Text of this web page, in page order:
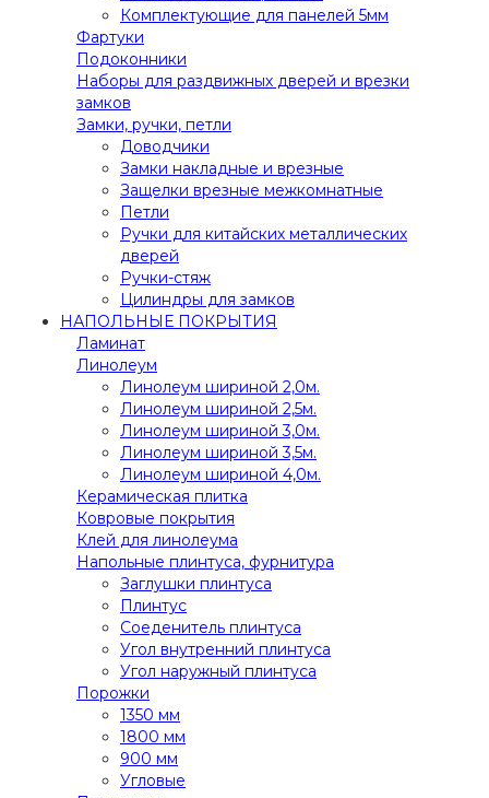
Комплектующие для панелей 5мм
Фартуки
Подоконники
Наборы для раздвижных дверей и врезки
замков
Замки, ручки, петли
Доводчики
Замки накладные и врезные
Защелки врезные межкомнатные
Петли
Ручки для китайских металлических
дверей
Ручки-стяж
Цилиндры для замков
НАПОЛЬНЫЕ ПОКРЫТИЯ
Ламинат
Линолеум
Линолеум шириной 2,0м.
Линолеум шириной 2,5м.
Линолеум шириной 3,0м.
Линолеум шириной 3,5м.
Линолеум шириной 4,0м.
Керамическая плитка
Ковровые покрытия
Клей для линолеума
Напольные плинтуса, фурнитура
Заглушки плинтуса
Плинтус
Соеденитель плинтуса
Угол внутренний плинтуса
Угол наружный плинтуса
Порожки
1350 мм
1800 мм
900 мм
Угловые